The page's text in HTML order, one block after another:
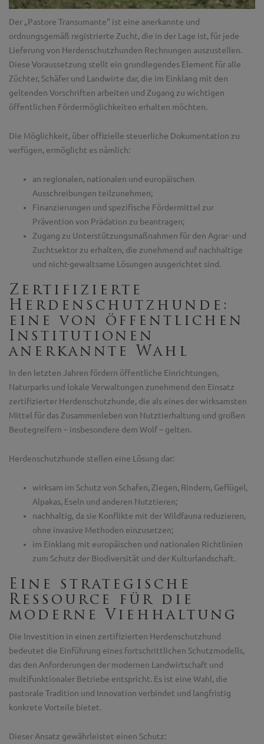
Der „Pastore Transumante“ ist eine anerkannte und
ordnungsgemäß registrierte Zucht, die in der Lage ist, für jede
Lieferung von Herdenschutzhunden Rechnungen auszustellen.
Diese Voraussetzung stellt ein grundlegendes Element für alle
Züchter, Schäfer und Landwirte dar, die im Einklang mit den
geltenden Vorschriften arbeiten und Zugang zu wichtigen
öffentlichen Fördermöglichkeiten erhalten möchten.
Die Möglichkeit, über offizielle steuerliche Dokumentation zu
verfügen, ermöglicht es nämlich:
an regionalen, nationalen und europäischen
Ausschreibungen teilzunehmen;
Finanzierungen und spezifische Fördermittel zur
Prävention von Prädation zu beantragen;
Zugang zu Unterstützungsmaßnahmen für den Agrar- und
Zuchtsektor zu erhalten, die zunehmend auf nachhaltige
und nicht-gewaltsame Lösungen ausgerichtet sind.
Zertifizierte
Herdenschutzhunde:
eine von öffentlichen
Institutionen
anerkannte Wahl
In den letzten Jahren fördern öffentliche Einrichtungen,
Naturparks und lokale Verwaltungen zunehmend den Einsatz
zertifizierter Herdenschutzhunde, die als eines der wirksamsten
Mittel für das Zusammenleben von Nutztierhaltung und großen
Beutegreifern – insbesondere dem Wolf – gelten.
Herdenschutzhunde stellen eine Lösung dar:
wirksam im Schutz von Schafen, Ziegen, Rindern, Geflügel,
Alpakas, Eseln und anderen Nutztieren;
nachhaltig, da sie Konflikte mit der Wildfauna reduzieren,
ohne invasive Methoden einzusetzen;
im Einklang mit europäischen und nationalen Richtlinien
zum Schutz der Biodiversität und der Kulturlandschaft.
Eine strategische
Ressource für die
moderne Viehhaltung
Die Investition in einen zertifizierten Herdenschutzhund
bedeutet die Einführung eines fortschrittlichen Schutzmodells,
das den Anforderungen der modernen Landwirtschaft und
multifunktionaler Betriebe entspricht. Es ist eine Wahl, die
pastorale Tradition und Innovation verbindet und langfristig
konkrete Vorteile bietet.
Dieser Ansatz gewährleistet einen Schutz: